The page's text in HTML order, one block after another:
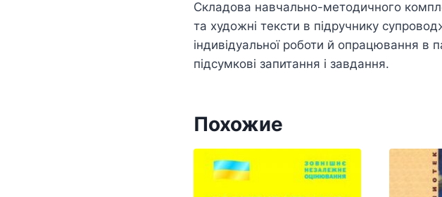
Складова навчально-методичного
та художні тексти в підручнику
індивідуальної роботи й опрацювання в
підсумкові запитання і завдання.
Похожие